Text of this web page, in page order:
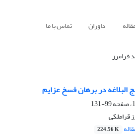
داوران تماس با ما
فرامرز
البلاغه در برهان فسخ عزایم
99-131
قراملکی
224.56 K